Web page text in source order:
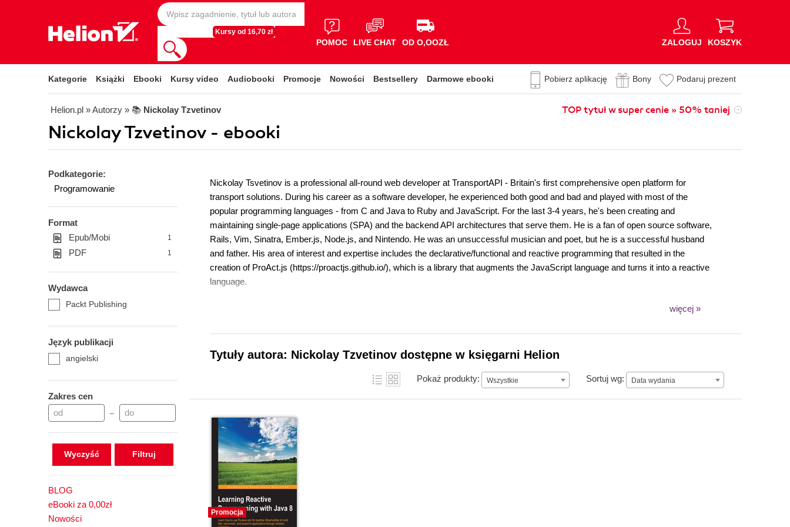
Kursy od 16,70 zł
POMOC LIVE CHAT OD O,OOZŁ ZALOGUJ KOSZYK
Kategorie Książki Ebooki Kursy video Audiobooki Promocje Nowości Bestsellery Darmowe ebooki Pobierz aplikację Bony Podaruj prezent
Helion.pl » Autorzy » 📚 Nickolay Tzvetinov TOP tytuł w super cenie » 50% taniej
Nickolay Tzvetinov - ebooki
Podkategorie:
Programowanie
Format
Epub/Mobi
1
PDF 1
Wydawca
Packt Publishing
Język publikacji
angielski
Zakres cen
–
Wyczyść
BLOG
eBooki za 0,00zł
Nowości
Nickolay Tsvetinov is a professional all-round web developer at TransportAPI - Britain's first comprehensive open platform for
transport solutions. During his career as a software developer, he experienced both good and bad and played with most of the
popular programming languages - from C and Java to Ruby and JavaScript. For the last 3-4 years, he's been creating and
maintaining single-page applications (SPA) and the backend API architectures that serve them. He is a fan of open source software,
Rails, Vim, Sinatra, Ember.js, Node.js, and Nintendo. He was an unsuccessful musician and poet, but he is a successful husband
and father. His area of interest and expertise includes the declarative/functional and reactive programming that resulted in the
creation of ProAct.js (https://proactjs.github.io/), which is a library that augments the JavaScript language and turns it into a reactive
language.
więcej »
Tytuły autora: Nickolay Tzvetinov dostępne w księgarni Helion
Pokaż produkty: Wszystkie Sortuj wg: Data wydania
Data wydania
Promocja